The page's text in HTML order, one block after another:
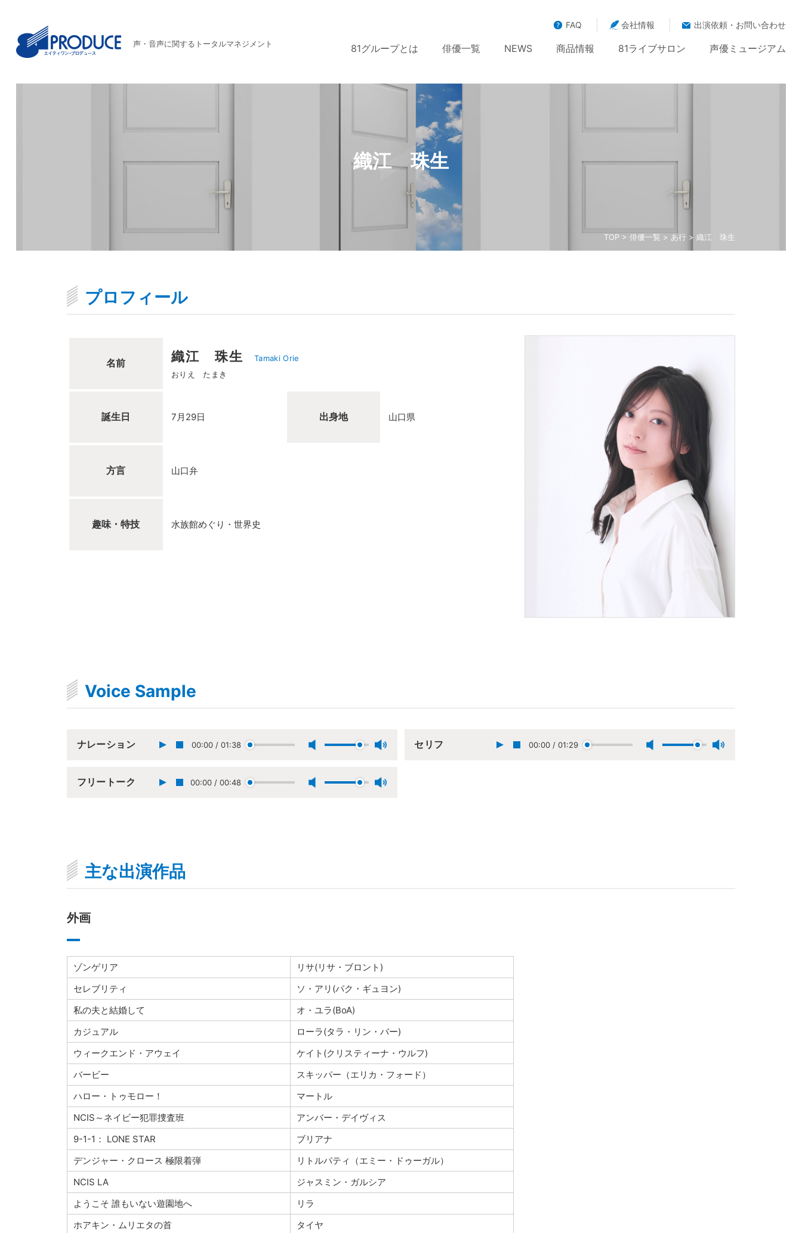
声・音声に関するトータルマネジメント
FAQ 会社情報 出演依頼・お問い合わせ
81グループとは 俳優一覧 NEWS 商品情報 81ライブサロン 声優ミュージアム
TOP> 俳優一覧 > あ行> 織江 珠生
織江 珠生
プロフィール
名前 織江 珠生
Tamaki Orie
おりえ たまき
誕生日 7月29日 出身地 山口県
方言 山口弁
趣味・特技 水族館めぐり・世界史
Voice Sample
ナレーション 00:00 / 01:38 セリフ 00:00 / 01:29
フリートーク 00:00 / 00:48
主な出演作品
外画
ゾンゲリア
リサ(リサ・ブロント)
セレブリティ
ソ・アリ(パク・ギュヨン)
私の夫と結婚して
オ・ユラ(BoA)
カジュアル
ローラ(タラ・リン・バー)
ウィークエンド・アウェイ
ケイト(クリスティーナ・ウルフ)
バービー
スキッパー（エリカ・フォード）
ハロー・トゥモロー！
マートル
NCIS～ネイビー犯罪捜査班
アンバー・デイヴィス
9-1-1： LONE STAR
ブリアナ
デンジャー・クロース 極限着弾
リトルパティ（エミー・ドゥーガル）
NCIS LA
ジャスミン・ガルシア
ようこそ 誰もいない遊園地へ
リラ
ホアキン・ムリエタの首
タイヤ